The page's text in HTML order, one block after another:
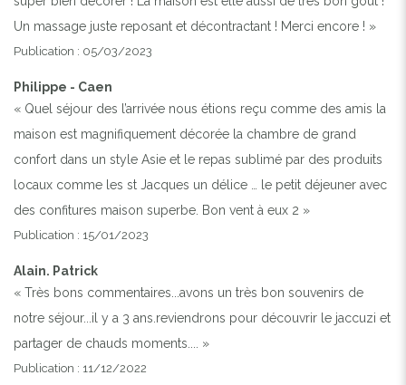
Previous
Un massage juste reposant et décontractant ! Merci encore ! »
Publication : 05/03/2023
Philippe - Caen
« Quel séjour des l’arrivée nous étions reçu comme des amis la
maison est magnifiquement décorée la chambre de grand
confort dans un style Asie et le repas sublimé par des produits
locaux comme les st Jacques un délice … le petit déjeuner avec
des confitures maison superbe. Bon vent à eux 2 »
Publication : 15/01/2023
Alain. Patrick
« Très bons commentaires...avons un très bon souvenirs de
notre séjour...il y a 3 ans.reviendrons pour découvrir le jaccuzi et
partager de chauds moments.... »
Publication : 11/12/2022